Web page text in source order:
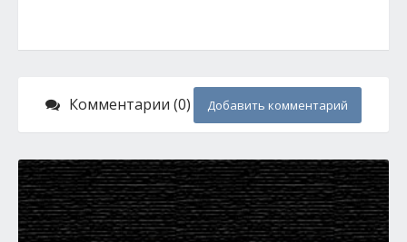
Комментарии (0) Добавить комментарий